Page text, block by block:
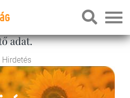
adat.
Hirdetés